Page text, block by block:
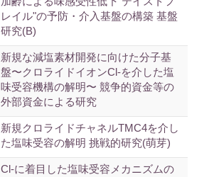
レイル"の予防・介入基盤の構築 基盤
研究(B)
新規な減塩素材開発に向けた分子基
盤〜クロライドイオンCl-を介した塩
味受容機構の解明〜 競争的資金等の
外部資金による研究
新規クロライドチャネルTMC4を介し
た塩味受容の解明 挑戦的研究(萌芽)
Cl-に着目した塩味受容メカニズムの